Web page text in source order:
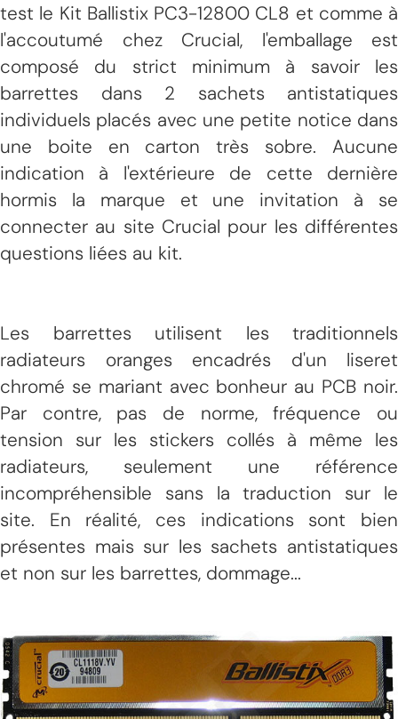
test le Kit Ballistix PC3-12800 CL8 et comme à
l'accoutumé chez Crucial, l'emballage est
composé du strict minimum à savoir les
barrettes dans 2 sachets antistatiques
individuels placés avec une petite notice dans
une boite en carton très sobre. Aucune
indication à l'extérieure de cette dernière
hormis la marque et une invitation à se
connecter au site Crucial pour les différentes
questions liées au kit.
Les barrettes utilisent les traditionnels
radiateurs oranges encadrés d'un liseret
chromé se mariant avec bonheur au PCB noir.
Par contre, pas de norme, fréquence ou
tension sur les stickers collés à même les
radiateurs, seulement une référence
incompréhensible sans la traduction sur le
site. En réalité, ces indications sont bien
présentes mais sur les sachets antistatiques
et non sur les barrettes, dommage...